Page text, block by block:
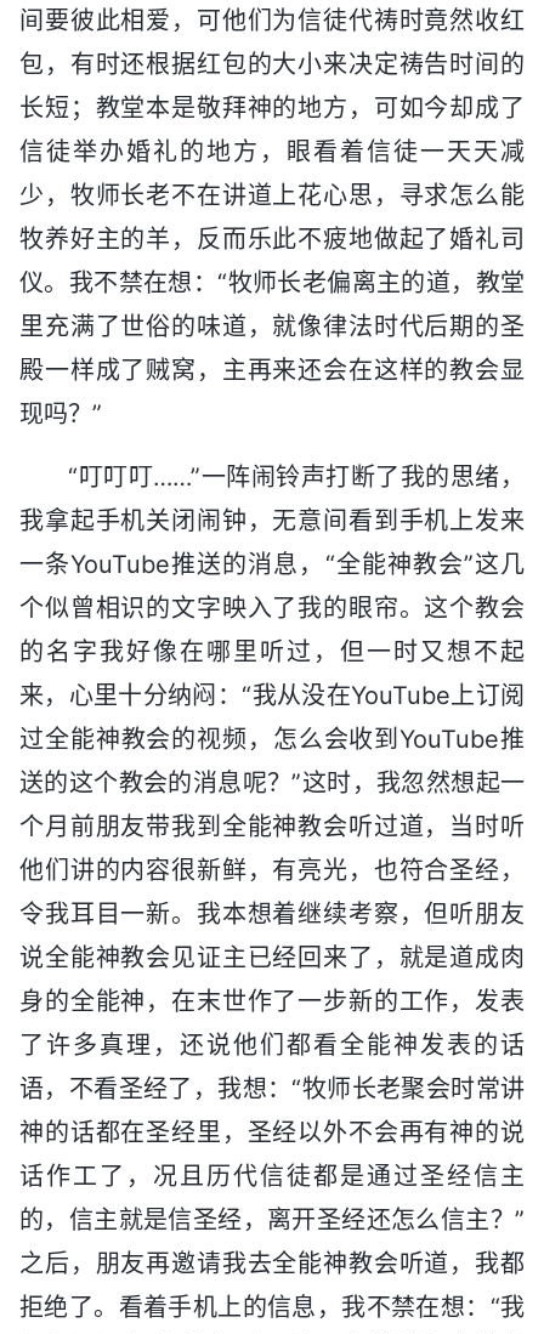
间要彼此相爱，可他们为信徒代祷时竟然收红
包，有时还根据红包的大小来决定祷告时间的
长短；教堂本是敬拜神的地方，可如今却成了
信徒举办婚礼的地方，眼看着信徒一天天减
少，牧师长老不在讲道上花心思，寻求怎么能
牧养好主的羊，反而乐此不疲地做起了婚礼司
仪。我不禁在想：“牧师长老偏离主的道，教堂
里充满了世俗的味道，就像律法时代后期的圣
殿一样成了贼窝，主再来还会在这样的教会显
现吗？”
“叮叮叮……”一阵闹铃声打断了我的思绪，
我拿起手机关闭闹钟，无意间看到手机上发来
一条YouTube推送的消息，“全能神教会”这几
个似曾相识的文字映入了我的眼帘。这个教会
的名字我好像在哪里听过，但一时又想不起
来，心里十分纳闷：“我从没在YouTube上订阅
过全能神教会的视频，怎么会收到YouTube推
送的这个教会的消息呢？”这时，我忽然想起一
个月前朋友带我到全能神教会听过道，当时听
他们讲的内容很新鲜，有亮光，也符合圣经，
令我耳目一新。我本想着继续考察，但听朋友
说全能神教会见证主已经回来了，就是道成肉
身的全能神，在末世作了一步新的工作，发表
了许多真理，还说他们都看全能神发表的话
语，不看圣经了，我想：“牧师长老聚会时常讲
神的话都在圣经里，圣经以外不会再有神的说
话作工了，况且历代信徒都是通过圣经信主
的，信主就是信圣经，离开圣经还怎么信主？”
之后，朋友再邀请我去全能神教会听道，我都
拒绝了。看着手机上的信息，我不禁在想：“我